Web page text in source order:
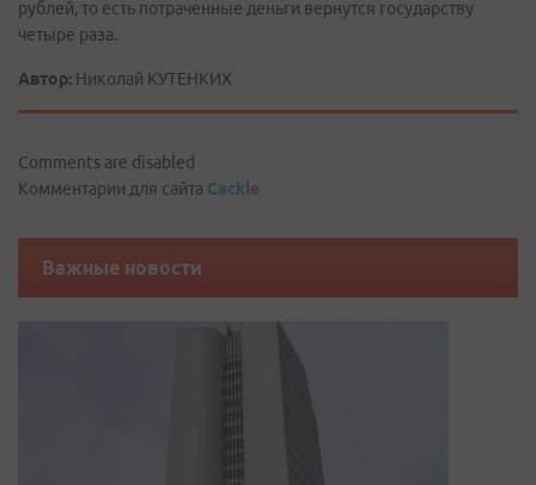
рублей, то есть потраченные деньги вернутся государству
четыре раза.
Автор: Николай КУТЕНКИХ
Comments are disabled
Комментарии для сайта Cackle
Важные новости